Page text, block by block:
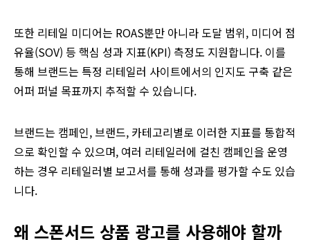
또한 리테일 미디어는 ROAS뿐만 아니라 도달 범위, 미디어 점
유율(SOV) 등 핵심 성과 지표(KPI) 측정도 지원합니다. 이를
통해 브랜드는 특정 리테일러 사이트에서의 인지도 구축 같은
어퍼 퍼널 목표까지 추적할 수 있습니다.
브랜드는 캠페인, 브랜드, 카테고리별로 이러한 지표를 통합적
으로 확인할 수 있으며, 여러 리테일러에 걸친 캠페인을 운영
하는 경우 리테일러별 보고서를 통해 성과를 평가할 수도 있습
니다.
왜 스폰서드 상품 광고를 사용해야 할까